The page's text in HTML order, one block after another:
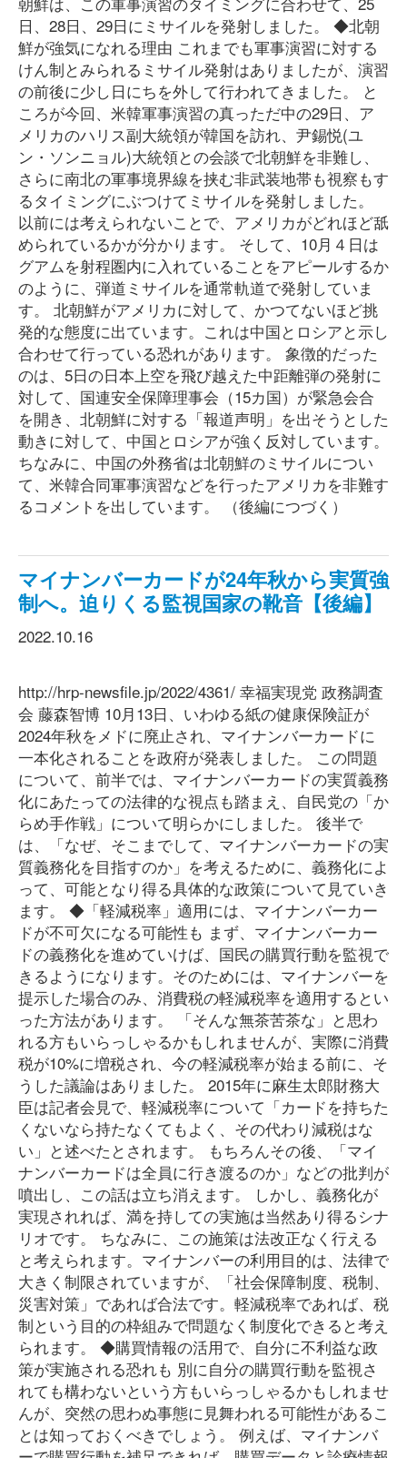
日、28日、29日にミサイルを発射しました。 ◆北朝
鮮が強気になれる理由 これまでも軍事演習に対する
けん制とみられるミサイル発射はありましたが、演習
の前後に少し日にちを外して行われてきました。 と
ころが今回、米韓軍事演習の真っただ中の29日、ア
メリカのハリス副大統領が韓国を訪れ、尹錫悦(ユ
ン・ソンニョル)大統領との会談で北朝鮮を非難し、
さらに南北の軍事境界線を挟む非武装地帯も視察もす
るタイミングにぶつけてミサイルを発射しました。
以前には考えられないことで、アメリカがどれほど舐
められているかが分かります。 そして、10月４日は
グアムを射程圏内に入れていることをアピールするか
のように、弾道ミサイルを通常軌道で発射していま
す。 北朝鮮がアメリカに対して、かつてないほど挑
発的な態度に出ています。これは中国とロシアと示し
合わせて行っている恐れがあります。 象徴的だった
のは、5日の日本上空を飛び越えた中距離弾の発射に
対して、国連安全保障理事会（15カ国）が緊急会合
を開き、北朝鮮に対する「報道声明」を出そうとした
動きに対して、中国とロシアが強く反対しています。
ちなみに、中国の外務省は北朝鮮のミサイルについ
て、米韓合同軍事演習などを行ったアメリカを非難す
るコメントを出しています。 （後編につづく）
マイナンバーカードが24年秋から実質強
制へ。迫りくる監視国家の靴音【後編】
2022.10.16
http://hrp-newsfile.jp/2022/4361/ 幸福実現党 政務調査
会 藤森智博 10月13日、いわゆる紙の健康保険証が
2024年秋をメドに廃止され、マイナンバーカードに
一本化されることを政府が発表しました。 この問題
について、前半では、マイナンバーカードの実質義務
化にあたっての法律的な視点も踏まえ、自民党の「か
らめ手作戦」について明らかにしました。 後半で
は、「なぜ、そこまでして、マイナンバーカードの実
質義務化を目指すのか」を考えるために、義務化によ
って、可能となり得る具体的な政策について見ていき
ます。 ◆「軽減税率」適用には、マイナンバーカー
ドが不可欠になる可能性も まず、マイナンバーカー
ドの義務化を進めていけば、国民の購買行動を監視で
きるようになります。そのためには、マイナンバーを
提示した場合のみ、消費税の軽減税率を適用するとい
った方法があります。 「そんな無茶苦茶な」と思わ
れる方もいらっしゃるかもしれませんが、実際に消費
税が10%に増税され、今の軽減税率が始まる前に、そ
うした議論はありました。 2015年に麻生太郎財務大
臣は記者会見で、軽減税率について「カードを持ちた
くないなら持たなくてもよく、その代わり減税はな
い」と述べたとされます。 もちろんその後、「マイ
ナンバーカードは全員に行き渡るのか」などの批判が
噴出し、この話は立ち消えます。 しかし、義務化が
実現されれば、満を持しての実施は当然あり得るシナ
リオです。 ちなみに、この施策は法改正なく行える
と考えられます。マイナンバーの利用目的は、法律で
大きく制限されていますが、「社会保障制度、税制、
災害対策」であれば合法です。軽減税率であれば、税
制という目的の枠組みで問題なく制度化できると考え
られます。 ◆購買情報の活用で、自分に不利益な政
策が実施される恐れも 別に自分の購買行動を監視さ
れても構わないという方もいらっしゃるかもしれませ
んが、突然の思わぬ事態に見舞われる可能性があるこ
とは知っておくべきでしょう。 例えば、マイナンバ